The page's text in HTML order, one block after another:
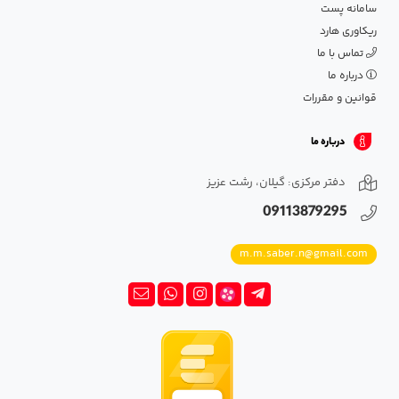
سامانه پست
ریکاوری هارد
تماس با ما
درباره ما
قوانین و مقررات
درباره ما
دفتر مرکزی: گیلان، رشت عزیز
09113879295
m.m.saber.n@gmail.com